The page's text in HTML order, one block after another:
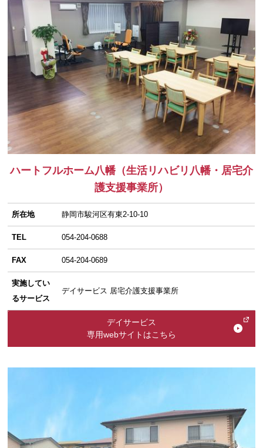
ハートフルホーム八幡（生活リハビリ八幡・居宅介
護支援事業所）
所在地 静岡市駿河区有東2-10-10
TEL 054-204-0688
FAX 054-204-0689
実施してい
るサービス
デイサービス 居宅介護支援事業所
デイサービス
専用webサイトはこちら